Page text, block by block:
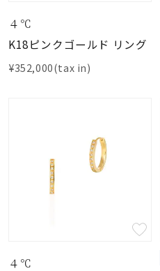
４℃
K18ピンクゴールド リング
¥352,000(tax in)
４℃